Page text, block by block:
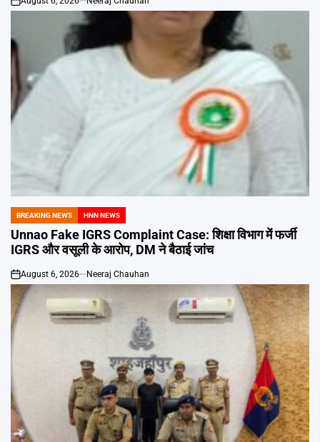
on
POSTED
IN
BREAKING NEWS HNN NEWS
Unnao Fake IGRS Complaint Case: शिक्षा विभाग में फर्जी
IGRS और वसूली के आरोप, DM ने बैठाई जांच
on
August 6, 2026 Neeraj Chauhan